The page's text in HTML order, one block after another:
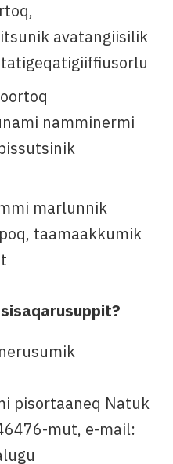
avatangiisilik
namminermi
marlunnik
taamaakkumik
pisortaaneq Natuk
mut, e-mail: